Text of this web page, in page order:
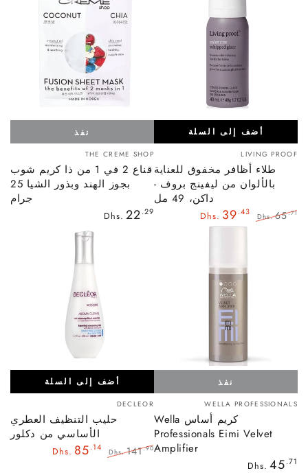
بائع:
LIVING PROOF
طلاء أظافر مخفوق للعناية
بالألوان من ليفينج بروف -
داكن، 49 مل
Dhs. 65.71
سعر
Dhs. 39.43
أضف إلى السلة
بائع:
THE CREME SHOP
قناع 2 في 1 من ذا كريم شوب
بجوز الهند وبذور الشيا 25
جرام
Dhs. 22.29
نفذ
بائع:
WELLA PROFESSIONALS
كريم أساس Wella
Professionals Eimi Velvet
Amplifier
Dhs. 45.71
نفذ
بائع:
DECLEOR
حليب التنظيف العطري
الأساسي من دكلور
Dhs. 141.90
Dhs. 85.14
أضف إلى السلة